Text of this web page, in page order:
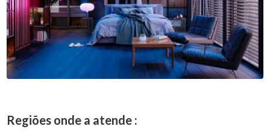
Regiões onde a atende :